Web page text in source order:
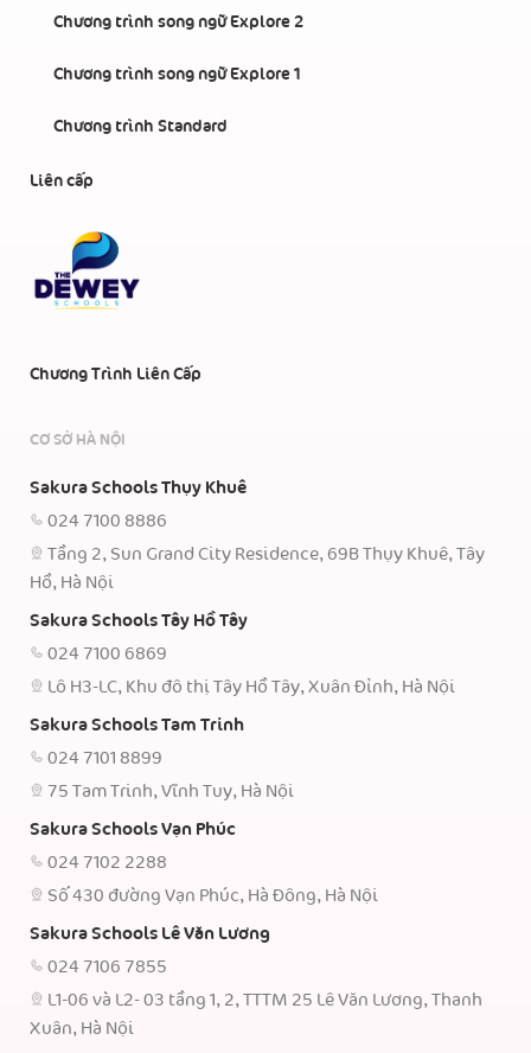
Chương trình song ngữ Explore 2
Chương trình song ngữ Explore 1
Chương trình Standard
Liên cấp
Chương Trình Liên Cấp
CƠ SỞ HÀ NỘI
Sakura Schools Thụy Khuê
024 7100 8886
Tầng 2, Sun Grand City Residence, 69B Thụy Khuê, Tây
Hồ, Hà Nội
Sakura Schools Tây Hồ Tây
024 7100 6869
Lô H3-LC, Khu đô thị Tây Hồ Tây, Xuân Đỉnh, Hà Nội
Sakura Schools Tam Trinh
024 7101 8899
75 Tam Trinh, Vĩnh Tuy, Hà Nội
Sakura Schools Vạn Phúc
024 7102 2288
Số 430 đường Vạn Phúc, Hà Đông, Hà Nội
Sakura Schools Lê Văn Lương
024 7106 7855
L1-06 và L2- 03 tầng 1, 2, TTTM 25 Lê Văn Lương, Thanh
Xuân, Hà Nội